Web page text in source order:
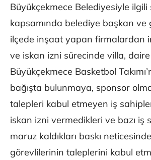
Büyükçekmece Belediyesiyle
kapsamında belediye başkan ve
ilçede inşaat yapan firmalardan
ve iskan izni sürecinde villa,
Büyükçekmece Basketbol
bağışta bulunmaya, sponsor
talepleri kabul etmeyen iş
iskan izni vermedikleri ve bazı iş
maruz kaldıkları baskı
görevlilerinin taleplerini kabul